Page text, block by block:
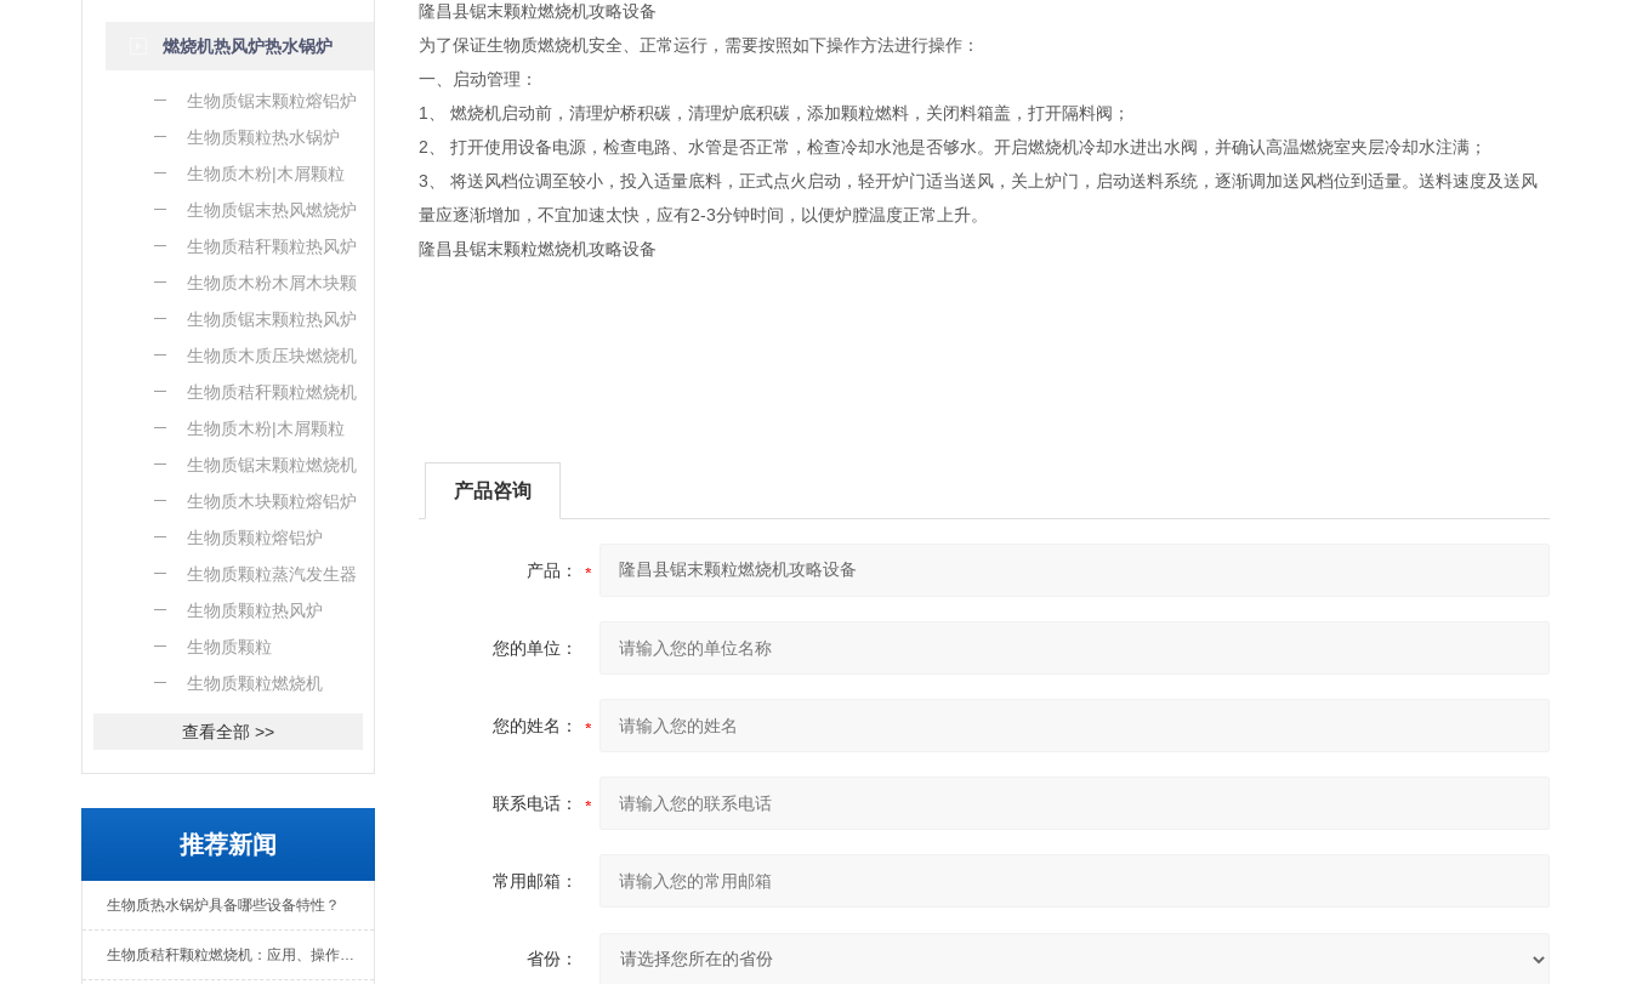
燃烧机热风炉热水锅炉
生物质锯末颗粒熔铝炉
生物质颗粒热水锅炉
生物质木粉|木屑颗粒
熔铝炉
生物质锯末热风燃烧炉
生物质秸秆颗粒热风炉
生物质木粉木屑木块颗
粒热风炉
生物质锯末颗粒热风炉
生物质木质压块燃烧机
生物质秸秆颗粒燃烧机
生物质木粉|木屑颗粒
燃烧机
生物质锯末颗粒燃烧机
生物质木块颗粒熔铝炉
生物质颗粒熔铝炉
生物质颗粒蒸汽发生器
生物质颗粒热风炉
生物质颗粒
生物质颗粒燃烧机
查看全部 >>
推荐新闻
生物质热水锅炉具备哪些设备特性？
生物质秸秆颗粒燃烧机：应用、操作与日常维护全解析
隆昌县锯末颗粒燃烧机攻略设备
为了保证生物质燃烧机安全、正常运行，需要按照如下操作方法进行操作：
一、启动管理：
1、 燃烧机启动前，清理炉桥积碳，清理炉底积碳，添加颗粒燃料，关闭料箱盖，打开隔料阀；
2、 打开使用设备电源，检查电路、水管是否正常，检查冷却水池是否够水。开启燃烧机冷却水进出水阀，并确认高温燃烧室夹层冷却水注满；
3、 将送风档位调至较小，投入适量底料，正式点火启动，轻开炉门适当送风，关上炉门，启动送料系统，逐渐调加送风档位到适量。送料速度及送风
量应逐渐增加，不宜加速太快，应有2-3分钟时间，以便炉膛温度正常上升。
隆昌县锯末颗粒燃烧机攻略设备
产品咨询
产品：
您的单位：
您的姓名：
联系电话：
常用邮箱：
省份：